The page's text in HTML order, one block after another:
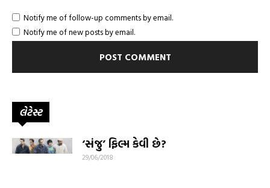
Notify me of follow-up comments by email.
Notify me of new posts by email.
લેટેસ્ટ
‘સંજુ’ ફિલ્મ કેવી છે?
29/06/2018